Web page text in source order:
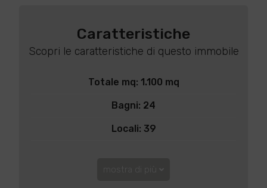
Caratteristiche
Scopri le caratteristiche di questo immobile
Totale mq: 1.100 mq
Bagni: 24
Locali: 39